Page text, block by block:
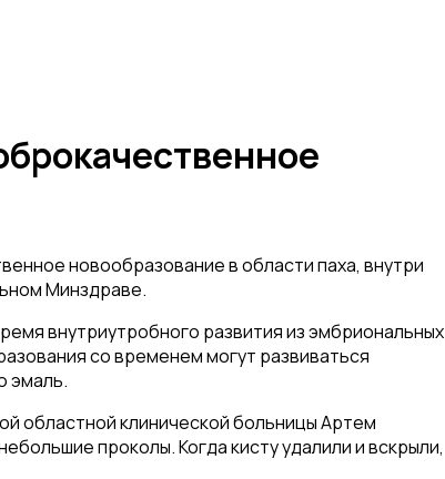
новообразование в области паха, внутри
Минздраве.
внутриутробного развития из эмбриональных
со временем могут развиваться
эмаль.
областной клинической больницы Артем
проколы. Когда кисту удалили и вскрыли,